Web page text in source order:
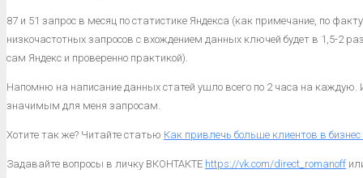
87 и 51 запрос в месяц по статистике Яндекса (как примечание, по
низкочастотных запросов с вхождением данных ключей будет в 1,5-2
сам Яндекс и проверенно практикой).
Напомню на написание данных статей ушло всего по 2 часа на
значимым для меня запросам.
Хотите так же? Читайте статью Как привлечь больше клиентов в
Задавайте вопросы в личку ВКОНТАКТЕ https://vk.com/direct_romanoff